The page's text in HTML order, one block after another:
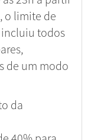
o limite de
incluiu todos
de um modo
da